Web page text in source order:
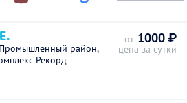
район,
Рекорд
от 1000 ₽
цена за сутки